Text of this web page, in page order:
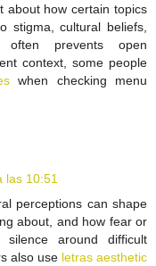
about how certain topics
stigma, cultural beliefs,
often prevents open
context, some people
when checking menu
las 10:51
perceptions can shape
about, and how fear or
silence around difficult
also use letras aesthetic